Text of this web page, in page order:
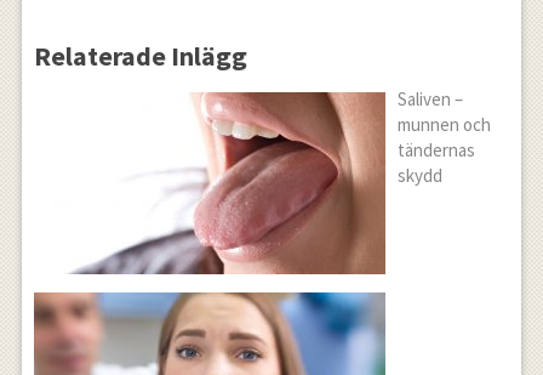
Relaterade Inlägg
Saliven –
munnen och
tändernas
skydd